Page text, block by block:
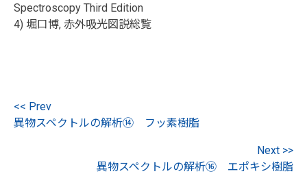
Spectroscopy Third Edition
4) 堀口博, 赤外吸光図説総覧
<< Prev
異物スペクトルの解析⑭ フッ素樹脂
Next >>
異物スペクトルの解析⑯ エポキシ樹脂